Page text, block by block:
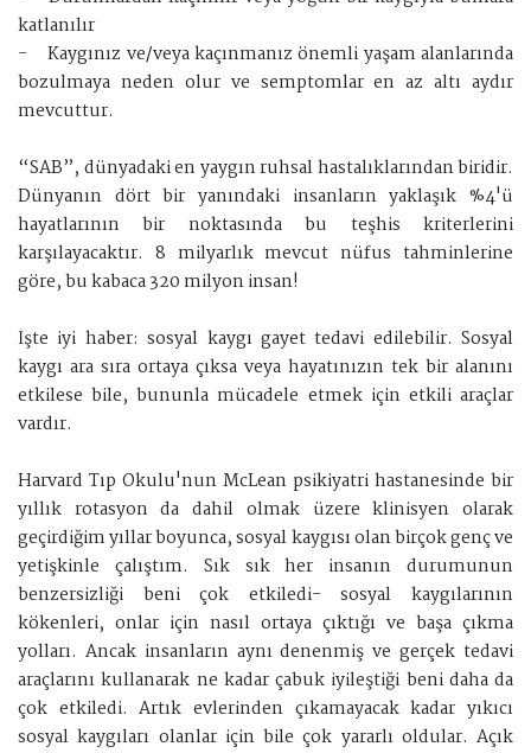
katlanılır
-
Kaygınız ve/veya kaçınmanız önemli yaşam alanlarında
bozulmaya neden olur ve semptomlar en az altı aydır
mevcuttur.
“SAB”, dünyadaki en yaygın ruhsal hastalıklarından biridir.
Dünyanın dört bir yanındaki insanların yaklaşık %4'ü
hayatlarının bir noktasında bu teşhis kriterlerini
karşılayacaktır. 8 milyarlık mevcut nüfus tahminlerine
göre, bu kabaca 320 milyon insan!
İşte iyi haber: sosyal kaygı gayet tedavi edilebilir. Sosyal
kaygı ara sıra ortaya çıksa veya hayatınızın tek bir alanını
etkilese bile, bununla mücadele etmek için etkili araçlar
vardır.
Harvard Tıp Okulu'nun McLean psikiyatri hastanesinde bir
yıllık rotasyon da dahil olmak üzere klinisyen olarak
geçirdiğim yıllar boyunca, sosyal kaygısı olan birçok genç ve
yetişkinle çalıştım. Sık sık her insanın durumunun
benzersizliği beni çok etkiledi- sosyal kaygılarının
kökenleri, onlar için nasıl ortaya çıktığı ve başa çıkma
yolları. Ancak insanların aynı denenmiş ve gerçek tedavi
araçlarını kullanarak ne kadar çabuk iyileştiği beni daha da
çok etkiledi. Artık evlerinden çıkamayacak kadar yıkıcı
sosyal kaygıları olanlar için bile çok yararlı oldular. Açık